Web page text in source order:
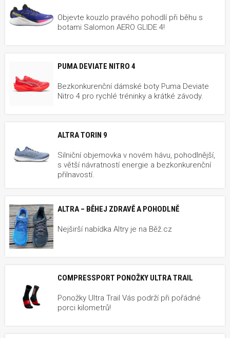
Objevte kouzlo pravého pohodlí při běhu s
botami Salomon AERO GLIDE 4!
PUMA DEVIATE NITRO 4
Bezkonkurenční dámské boty Puma Deviate
Nitro 4 pro rychlé tréninky a krátké závody.
ALTRA TORIN 9
Silniční objemovka v novém hávu, pohodlnější,
s větší návratností energie a bezkonkurenční
přilnavostí.
ALTRA – BĚHEJ ZDRAVĚ A POHODLNĚ
Nejširší nabídka Altry je na Běž.cz
COMPRESSPORT PONOŽKY ULTRA TRAIL
Ponožky Ultra Trail Vás podrží při pořádné
porci kilometrů!